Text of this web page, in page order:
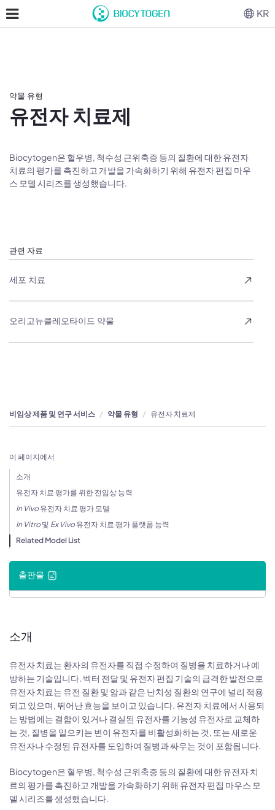
약물 유형
유전자 치료제
Biocytogen은 혈우병, 척수성 근위축증 등의 질환에 대한 유전자
치료의 평가를 촉진하고 개발을 가속화하기 위해 유전자 편집 마우
스 모델 시리즈를 생성했습니다.
관련 자료
세포 치료
오리고뉴클레오타이드 약물
비임상 제품 및 연구 서비스 약물 유형 유전자 치료제
이 페이지에서
소개
유전자 치료 평가를 위한 전임상 능력
In Vivo 유전자 치료 평가 모델
In Vitro 및 Ex Vivo 유전자 치료 평가 플랫폼 능력
Related Model List
출판물
소개
유전자 치료는 환자의 유전자를 직접 수정하여 질병을 치료하거나 예
방하는 기술입니다. 벡터 전달 및 유전자 편집 기술의 급격한 발전으로
유전자 치료는 유전 질환 및 암과 같은 난치성 질환의 연구에 널리 적용
되고 있으며, 뛰어난 효능을 보이고 있습니다. 유전자 치료에서 사용되
는 방법에는 결함이 있거나 결실된 유전자를 기능성 유전자로 교체하
는 것, 질병을 일으키는 변이 유전자를 비활성화하는 것, 또는 새로운
유전자나 수정된 유전자를 도입하여 질병과 싸우는 것이 포함됩니다.
Biocytogen은 혈우병, 척수성 근위축증 등의 질환에 대한 유전자 치
료의 평가를 촉진하고 개발을 가속화하기 위해 유전자 편집 마우스 모
델 시리즈를 생성했습니다.
KR